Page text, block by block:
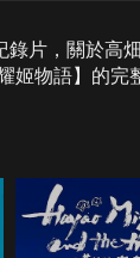
錄片，關於高
姬物語】的完
，吉卜力工作
嘗試突破動畫